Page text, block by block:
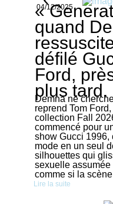
04/12/2025
«
quand
défilé
Ford,
plus tard.
Demna ne
reprend Tom
collection Fall
commencé pour
show Gucci 1996,
mode en un seul
silhouettes qui
sexuelle
comme si la
Lire la suite